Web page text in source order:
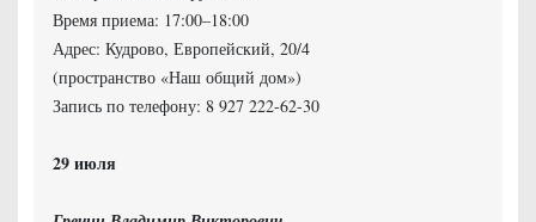
Время приема: 17:00–18:00
Адрес: Кудрово, Европейский, 20/4
(пространство «Наш общий дом»)
Запись по телефону: 8 927 222-62-30